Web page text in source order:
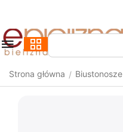
Strona główna / Biustonosze